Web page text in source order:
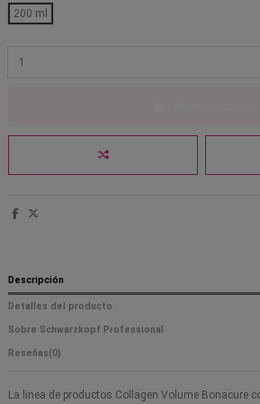
200 ml
Descripción
Detalles del producto
Sobre Schwarzkopf Professional
Reseñas(0)
La linea de productos Collagen Volume Bonacure